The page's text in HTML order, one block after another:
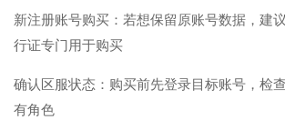
新注册账号购买：若想保留原账号数据，建
行证专门用于购买
确认区服状态：购买前先登录目标账号，检
有角色